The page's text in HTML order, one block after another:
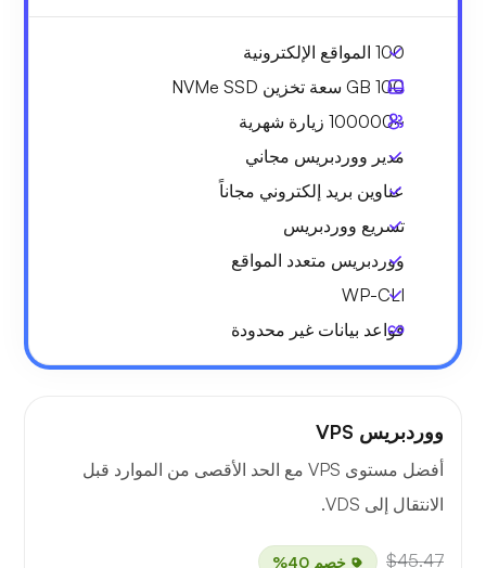
100 المواقع الإلكترونية
100 GB
سعة تخزين NVMe SSD
~100000
زيارة شهرية
مدير ووردبريس مجاني
عناوين بريد إلكتروني مجاناً
تسريع ووردبريس
ووردبريس متعدد المواقع
WP-CLI
قواعد بيانات غير محدودة
ووردبريس VPS
أفضل مستوى VPS مع الحد الأقصى من الموارد قبل
الانتقال إلى VDS.
$45.47 خصم 40%